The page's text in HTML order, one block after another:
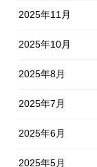
2025年11月
2025年10月
2025年8月
2025年7月
2025年6月
2025年5月